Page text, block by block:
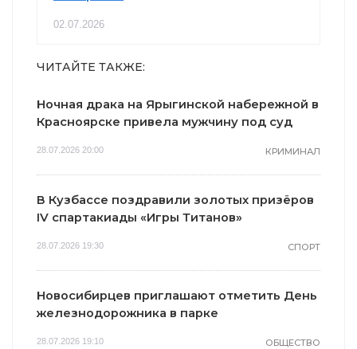
02.07.2026
ЧИТАЙТЕ ТАКЖЕ:
Ночная драка на Ярыгинской набережной в
Красноярске привела мужчину под суд
28.07.2026 20:00 КРИМИНАЛ
В Кузбассе поздравили золотых призёров
IV спартакиады «Игры Титанов»
28.07.2026 19:30 СПОРТ
Новосибирцев приглашают отметить День
железнодорожника в парке
28.07.2026 19:10 ОБЩЕСТВО